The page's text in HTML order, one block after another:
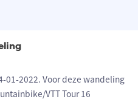
01-2022. Voor deze wandeling
VTT Tour 16